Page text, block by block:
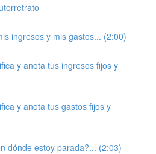
ingresos y mis gastos... (2:00)
y anota tus ingresos fijos y
y anota tus gastos fijos y
dónde estoy parada?... (2:03)